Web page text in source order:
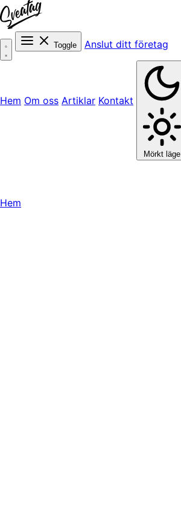
Toggle Anslut ditt företag
Hem Om oss Artiklar Kontakt
Mörkt läge
Hem